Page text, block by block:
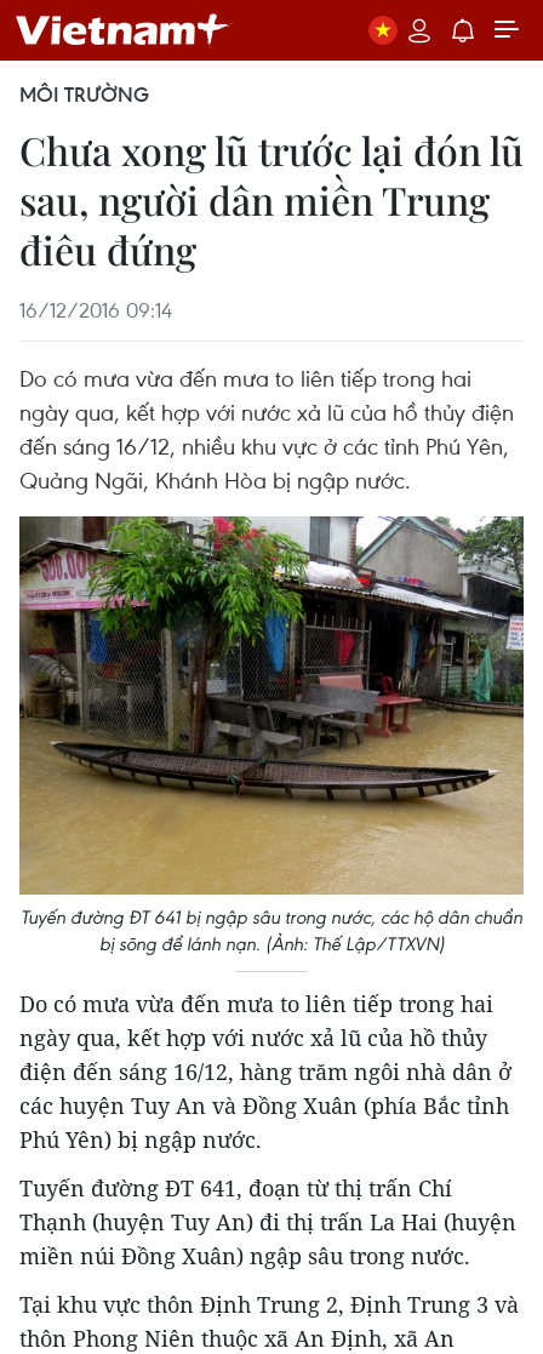
MÔI TRƯỜNG
Chưa xong lũ trước lại đón lũ
sau, người dân miền Trung
điêu đứng
16/12/2016 09:14
Do có mưa vừa đến mưa to liên tiếp trong hai
ngày qua, kết hợp với nước xả lũ của hồ thủy điện
đến sáng 16/12, nhiều khu vực ở các tỉnh Phú Yên,
Quảng Ngãi, Khánh Hòa bị ngập nước.
Tuyến đường ĐT 641 bị ngập sâu trong nước, các hộ dân chuẩn
bị sõng để lánh nạn. (Ảnh: Thế Lập/TTXVN)
Do có mưa vừa đến mưa to liên tiếp trong hai
ngày qua, kết hợp với nước xả lũ của hồ thủy
điện đến sáng 16/12, hàng trăm ngôi nhà dân ở
các huyện Tuy An và Đồng Xuân (phía Bắc tỉnh
Phú Yên) bị ngập nước.
Tuyến đường ĐT 641, đoạn từ thị trấn Chí
Thạnh (huyện Tuy An) đi thị trấn La Hai (huyện
miền núi Đồng Xuân) ngập sâu trong nước.
Tại khu vực thôn Định Trung 2, Định Trung 3 và
thôn Phong Niên thuộc xã An Định, xã An